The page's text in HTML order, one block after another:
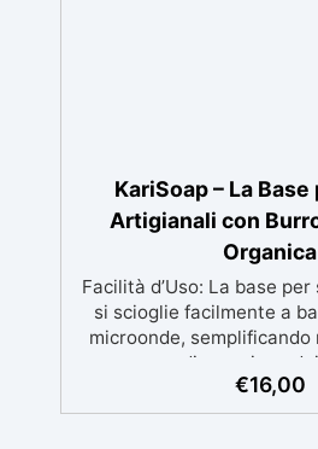
KariSoap – La
Artigianali con
Organica
Facilità d’Uso: La base
si scioglie facilmente a
microonde,
processo di creazione dei
Sicuro: Realizzata con
sicuri, KariSoap è un
€16,00